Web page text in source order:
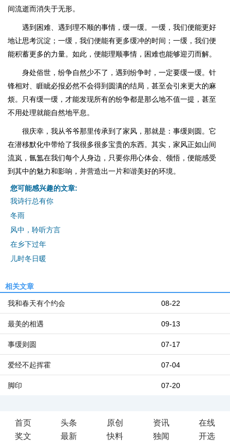
间流逝而消失于无形。
遇到困难、遇到理不顺的事情，缓一缓。一缓，我们便能更好
地让思考沉淀；一缓，我们便能有更多缓冲的时间；一缓，我们便
能积蓄更多的力量。如此，便能理顺事情，困难也能够迎刃而解。
身处俗世，纷争自然少不了，遇到纷争时，一定要缓一缓。针
锋相对、睚眦必报必然不会得到圆满的结局，甚至会引来更大的麻
烦。只有缓一缓，才能发现所有的纷争都是那么地不值一提，甚至
不用处理就能自然地平息。
很庆幸，我从爷爷那里传承到了家风，那就是：事缓则圆。它
在潜移默化中带给了我很多很多宝贵的东西。其实，家风正如山间
流岚，氤氲在我们每个人身边，只要你用心体会、领悟，便能感受
到其中的魅力和影响，并营造出一片和谐美好的环境。
您可能感兴趣的文章:
我诗行总有你
冬雨
风中，聆听方言
在乡下过年
儿时冬日暖
相关文章
08-22
我和春天有个约会
09-13
最美的相遇
07-17
事缓则圆
07-04
爱经不起挥霍
07-20
脚印
首页 头条 原创 资讯
在线
奖文
最新 快料 独闻 开选